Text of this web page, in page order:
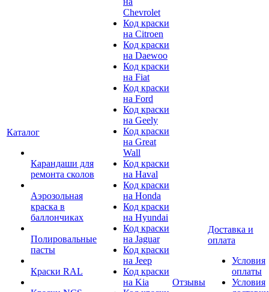
Каталог
Карандаши для
ремонта сколов
Аэрозольная
краска в
баллончиках
Полировальные
пасты
Краски RAL
Chevrolet
Код краски
на Citroen
Код краски
на Daewoo
Код краски
на Fiat
Код краски
на Ford
Код краски
на Geely
Код краски
на Great
Wall
Код краски
на Haval
Код краски
на Honda
Код краски
на Hyundai
Код краски
на Jaguar
Код краски
на Jeep
Код краски
на Kia
Отзывы
Доставка и
оплата
Условия
оплаты
Условия